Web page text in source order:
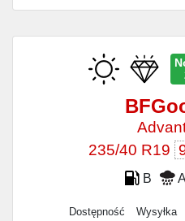
235/40 R19
B A
Dostępność Wysyłka